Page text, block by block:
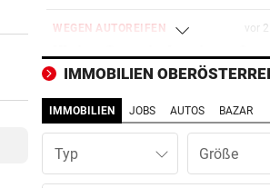
WEGEN AUTOREIFEN vor
Kleine Gemeinde mit
geht vor Gericht
500 STELLEN BETROFFEN vor 3
Linzer Tech-Firma hat
fast abgeschlossen
IMMOBILIEN
IMMOBILIEN JOBS AUTOS BAZAR
Typ